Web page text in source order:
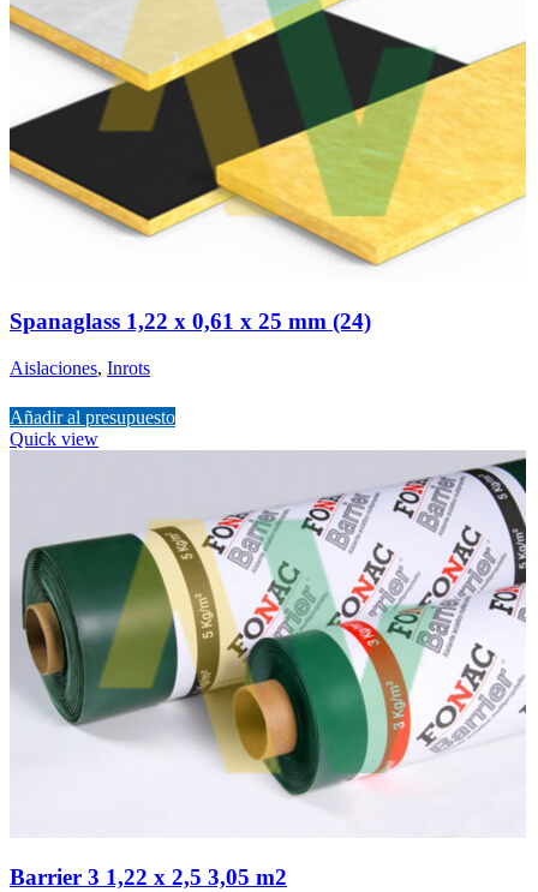
Spanaglass 1,22 x 0,61 x 25 mm (24)
Aislaciones, Inrots
Añadir al presupuesto
Quick view
Barrier 3 1,22 x 2,5 3,05 m2